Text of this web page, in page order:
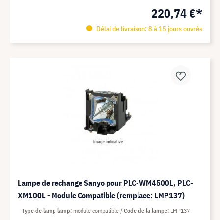
220,74 €*
Délai de livraison: 8 à 15 jours ouvrés
Lampe de rechange Sanyo pour PLC-WM4500L, PLC-
XM100L - Module Compatible (remplace: LMP137)
Type de lamp lamp module compatible Code de la lampe LMP137